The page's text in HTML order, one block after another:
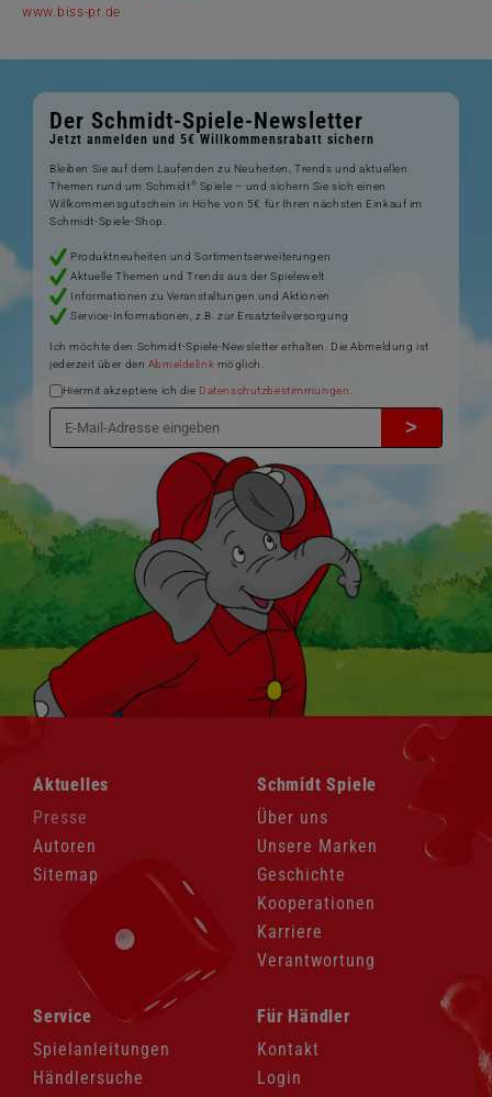
www.biss-pr.de
Der Schmidt-Spiele-Newsletter
Jetzt anmelden und 5€ Willkommensrabatt sichern
Bleiben Sie auf dem Laufenden zu Neuheiten, Trends und aktuellen
Themen rund um Schmidt® Spiele – und sichern Sie sich einen
Willkommensgutschein in Höhe von 5€ für Ihren nächsten Einkauf im
Schmidt-Spiele-Shop.
Produktneuheiten und Sortimentserweiterungen
Aktuelle Themen und Trends aus der Spielewelt
Informationen zu Veranstaltungen und Aktionen
Service-Informationen, z.B. zur Ersatzteilversorgung
Ich möchte den Schmidt-Spiele-Newsletter erhalten. Die Abmeldung ist
jederzeit über den Abmeldelink möglich.
Hiermit akzeptiere ich die Datenschutzbestimmungen
>
Navigation
überspringen
Aktuelles
Presse
Autoren
Sitemap
Navigation
überspringen
Schmidt Spiele
Über uns
Unsere Marken
Geschichte
Kooperationen
Karriere
Verantwortung
Navigation
überspringen
Service
Spielanleitungen
Händlersuche
Navigation
überspringen
Für Händler
Kontakt
Login